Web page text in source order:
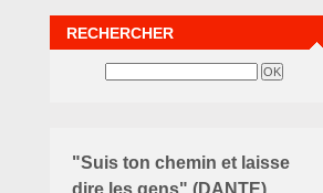
RECHERCHER
"Suis ton chemin et laisse
dire les gens" (DANTE)